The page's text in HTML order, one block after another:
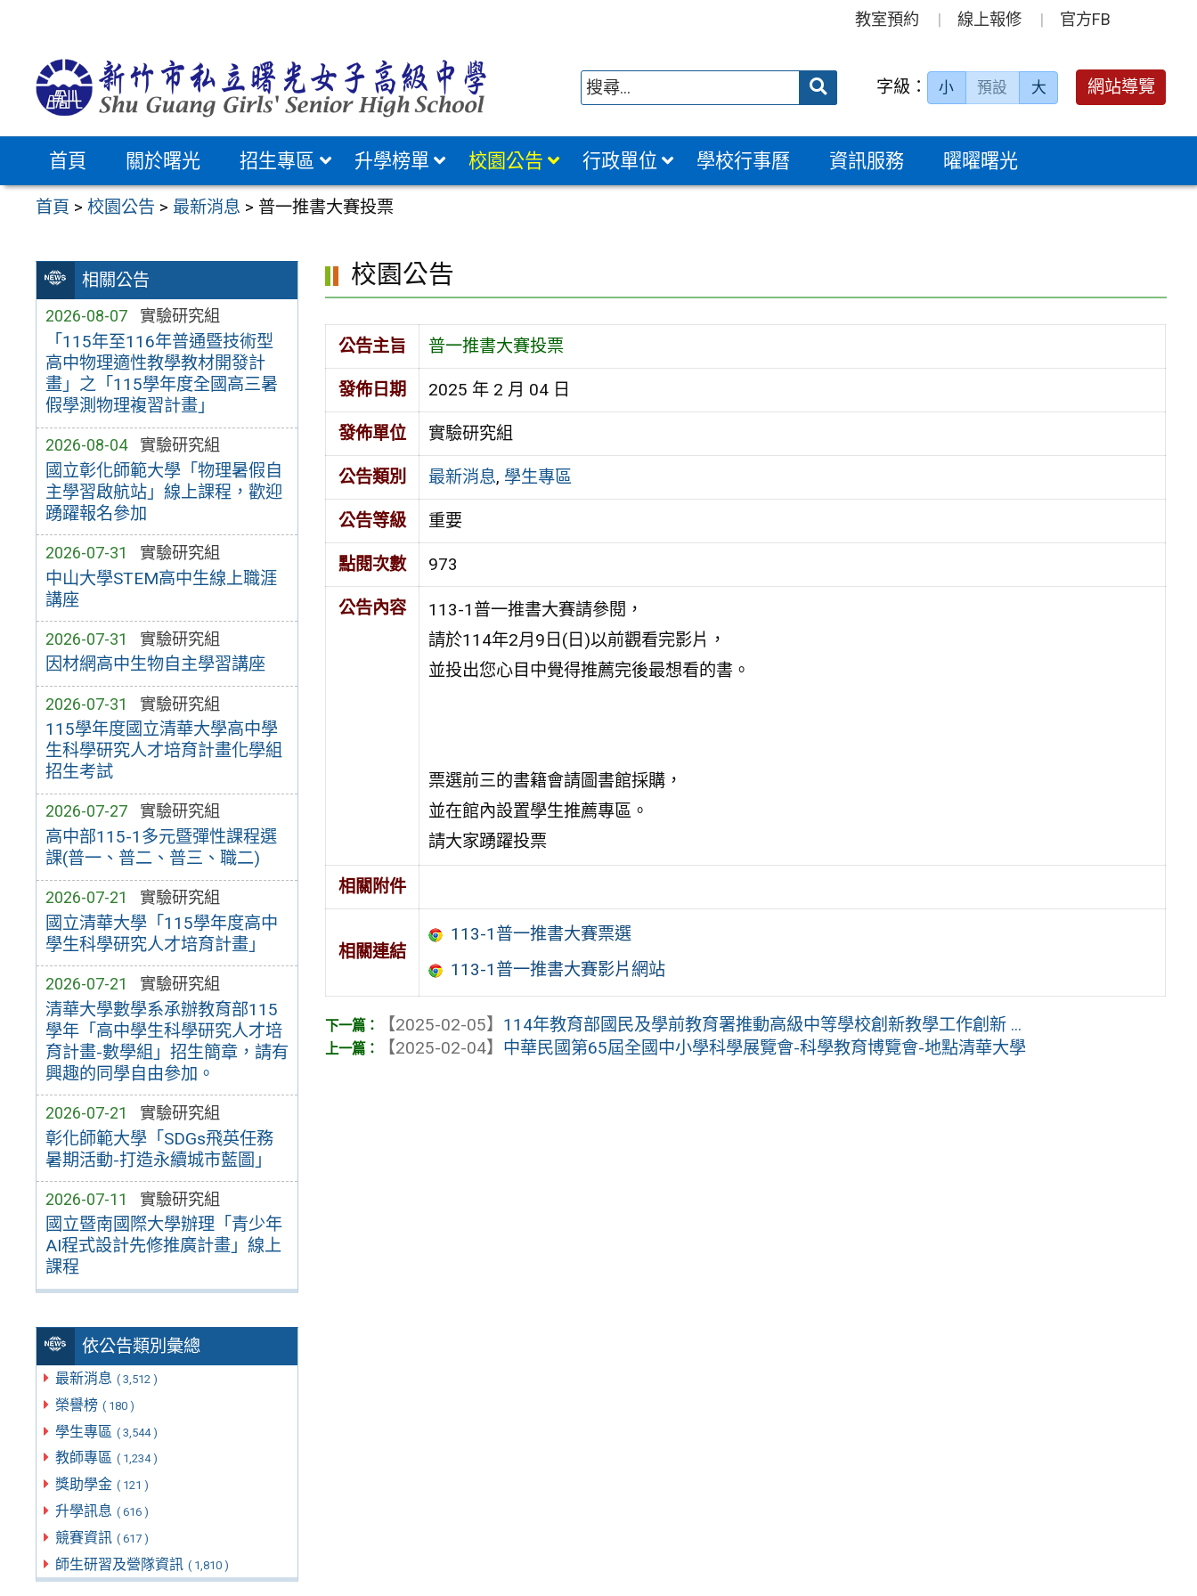
教室預約 線上報修 官方FB
送出 字級： 小 預設 大 網站導覽
首頁 關於曙光 招生專區 升學榜單 校園公告 行政單位 學校行事曆 資訊服務 曜曜曙光
首頁 >校園公告 > 最新消息 > 普一推書大賽投票
相關公告
2026-08-07 實驗研究組
「115年至116年普通暨技術型
高中物理適性教學教材開發計
畫」之「115學年度全國高三暑
假學測物理複習計畫」
2026-08-04 實驗研究組
國立彰化師範大學「物理暑假自
主學習啟航站」線上課程，歡迎
踴躍報名參加
2026-07-31 實驗研究組
中山大學STEM高中生線上職涯
講座
2026-07-31 實驗研究組
因材網高中生物自主學習講座
2026-07-31 實驗研究組
115學年度國立清華大學高中學
生科學研究人才培育計畫化學組
招生考試
2026-07-27 實驗研究組
高中部115-1多元暨彈性課程選
課(普一、普二、普三、職二)
2026-07-21 實驗研究組
國立清華大學「115學年度高中
學生科學研究人才培育計畫」
2026-07-21 實驗研究組
清華大學數學系承辦教育部115
學年「高中學生科學研究人才培
育計畫-數學組」招生簡章，請有
興趣的同學自由參加。
2026-07-21 實驗研究組
彰化師範大學「SDGs飛英任務
暑期活動-打造永續城市藍圖」
2026-07-11 實驗研究組
國立暨南國際大學辦理「青少年
AI程式設計先修推廣計畫」線上
課程
依公告類別彙總
最新消息 ( 3,512 )
榮譽榜 ( 180 )
學生專區 ( 3,544 )
教師專區 ( 1,234 )
獎助學金 ( 121 )
升學訊息 ( 616 )
競賽資訊 ( 617 )
師生研習及營隊資訊 ( 1,810 )
校園公告
公告主旨 普一推書大賽投票
發佈日期 2025 年 2 月 04 日
發佈單位 實驗研究組
公告類別 最新消息, 學生專區
公告等級 重要
點閱次數 973
公告內容
113-1普一推書大賽請參閱，
請於114年2月9日(日)以前觀看完影片，
並投出您心目中覺得推薦完後最想看的書。
票選前三的書籍會請圖書館採購，
並在館內設置學生推薦專區。
請大家踴躍投票
相關附件
相關連結
113-1普一推書大賽票選
113-1普一推書大賽影片網站
【2025-02-05】 114年教育部國民及學前教育署推動高級中等學校創新教學工作創新 ...
【2025-02-04】 中華民國第65屆全國中小學科學展覽會-科學教育博覽會-地點清華大學